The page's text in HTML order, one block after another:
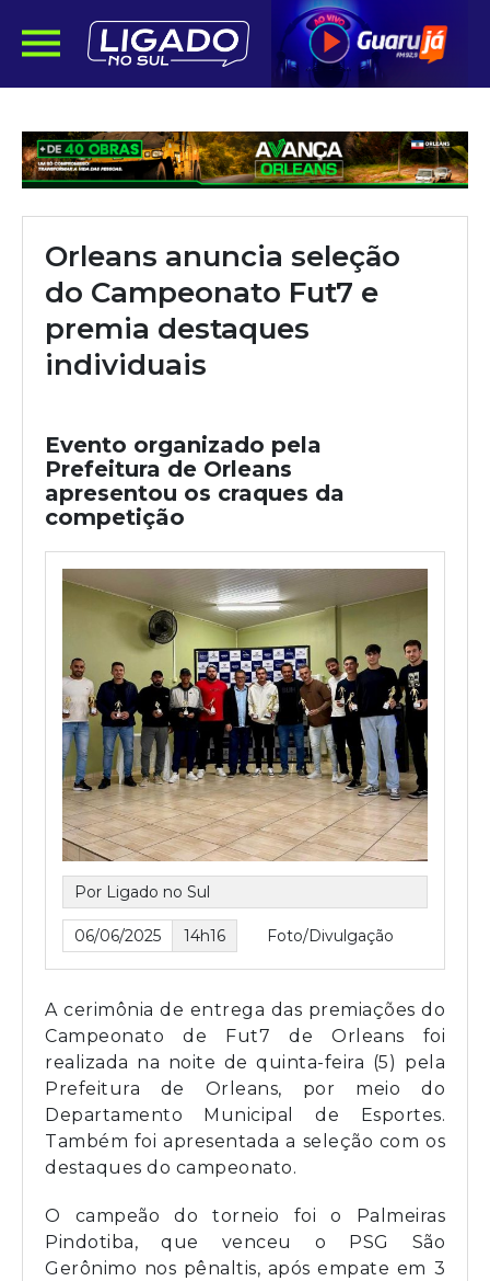
Orleans anuncia seleção
do Campeonato Fut7 e
premia destaques
individuais
Evento organizado pela
Prefeitura de Orleans
apresentou os craques da
competição
Por Ligado no Sul
06/06/2025 14h16 Foto/Divulgação
A cerimônia de entrega das premiações do
Campeonato de Fut7 de Orleans foi
realizada na noite de quinta-feira (5) pela
Prefeitura de Orleans, por meio do
Departamento Municipal de Esportes.
Também foi apresentada a seleção com os
destaques do campeonato.
O campeão do torneio foi o Palmeiras
Pindotiba, que venceu o PSG São
Gerônimo nos pênaltis, após empate em 3